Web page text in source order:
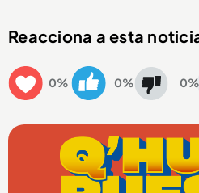
Reacciona a esta
0% 0% 0%